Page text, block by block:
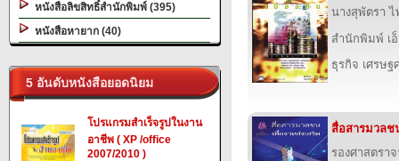
หนังสือลิขสิทธิ์สำนักพิมพ์ (395)
หนังสือหายาก (40)
5 อันดับหนังสือยอดนิยม
โปรแกรมสำเร็จรูปในงาน
อาชีพ ( XP /office
2007/2010 )
นางสุพัตรา ไ
สำนักพิมพ์ เ
ธุรกิจ เศรษฐ
สื่อสารมวลช
รองศาสตรา